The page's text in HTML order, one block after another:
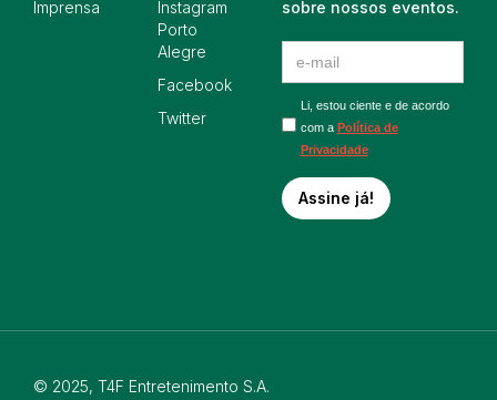
Imprensa
Instagram
Porto
Alegre
Facebook
Twitter
sobre nossos eventos.
Li, estou ciente e de acordo
com a Política de
Privacidade
© 2025, T4F Entretenimento S.A.